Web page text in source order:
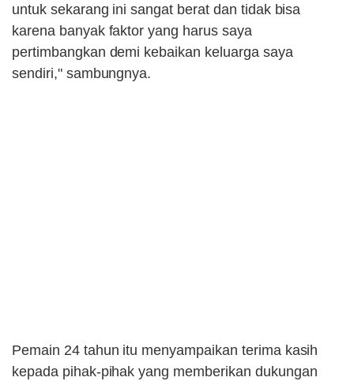
untuk sekarang ini sangat berat dan tidak bisa
karena banyak faktor yang harus saya
pertimbangkan demi kebaikan keluarga saya
sendiri," sambungnya.
Pemain 24 tahun itu menyampaikan terima kasih
kepada pihak-pihak yang memberikan dukungan